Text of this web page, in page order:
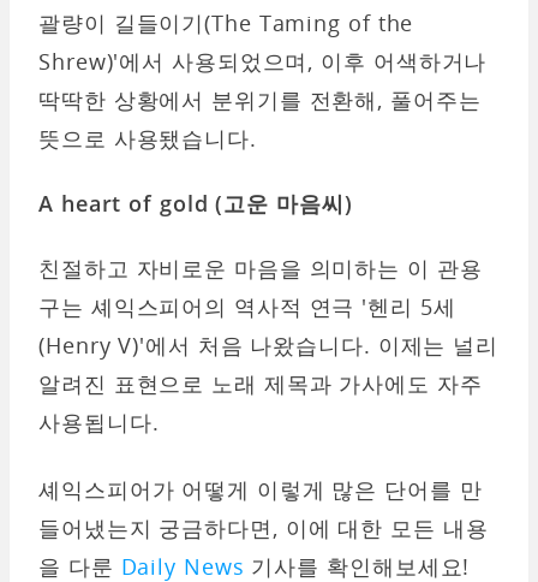
괄량이 길들이기(The Taming of the
Shrew)'에서 사용되었으며, 이후 어색하거나
딱딱한 상황에서 분위기를 전환해, 풀어주는
뜻으로 사용됐습니다.
A heart of gold (고운 마음씨)
친절하고 자비로운 마음을 의미하는 이 관용
구는 셰익스피어의 역사적 연극 '헨리 5세
(Henry V)'에서 처음 나왔습니다. 이제는 널리
알려진 표현으로 노래 제목과 가사에도 자주
사용됩니다.
셰익스피어가 어떻게 이렇게 많은 단어를 만
들어냈는지 궁금하다면, 이에 대한 모든 내용
을 다룬 Daily News 기사를 확인해보세요!